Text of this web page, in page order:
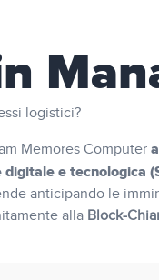
logistici?
Memores Computer
e tecnologica
anticipando le
alla Block-